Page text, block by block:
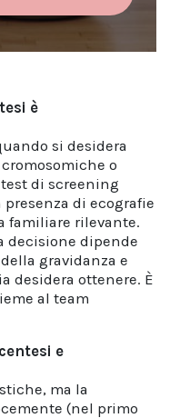
è
si desidera
o
di screening
di ecografie
familiare rilevante.
decisione dipende
gravidanza e
desidera ottenere. È
al team
e
ma la
(nel primo